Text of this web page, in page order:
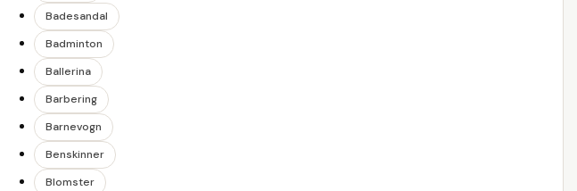
Badesandal
Badminton
Ballerina
Barbering
Barnevogn
Benskinner
Blomster